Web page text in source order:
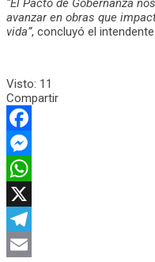
avanzar en obras que
vida”, concluyó el intendente.
Visto: 11
Compartir
Facebook
Messenger
WhatsApp
X
Telegram